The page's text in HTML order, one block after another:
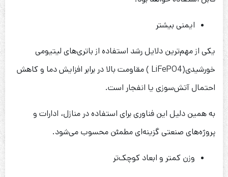
ایمنی بیشتر
یکی از مهم‌ترین دلایل رشد استفاده از باتری‌های لیتیومی
خورشیدی(LiFePO4 ) مقاومت بالا در برابر افزایش دما و کاهش
احتمال آتش‌سوزی یا انفجار است.
به همین دلیل این فناوری برای استفاده در منازل، ادارات و
پروژه‌های صنعتی گزینه‌ای مطمئن محسوب می‌شود.
وزن کمتر و ابعاد کوچک‌تر